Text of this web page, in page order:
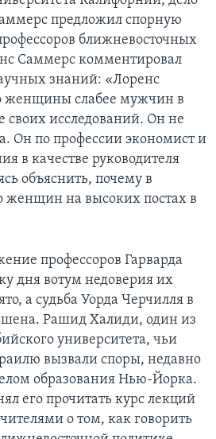
предложил спорную
ближневосточных
Саммерс комментировал
знаний: «Лоренс
женщины слабее мужчин в
своих исследований. Он не
Он по профессии экономист и
в качестве руководителя
объяснить, почему в
женщин на высоких постах в
профессоров Гарварда
дня вотум недоверия их
а судьба Уорда Черчилля в
Рашид Халиди, один из
университета, чьи
вызвали споры, недавно
образования Нью-Йорка.
его прочитать курс лекций
о том, как говорить